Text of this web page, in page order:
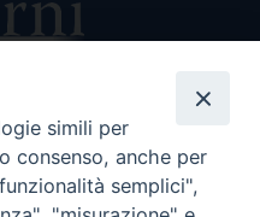
Responsabile Giuseppe Rabita
Salvatore Bruno
della Diocesi di Piazza
Armerina,
simili per
consenso, anche per
semplici",